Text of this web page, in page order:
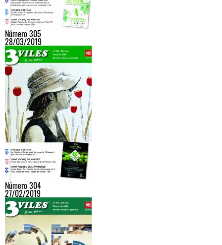
Número 305
28/03/2019
Número 304
27/02/2019